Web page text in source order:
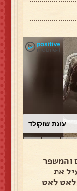
עוגת שוקולד
והמשפר
את
לאט